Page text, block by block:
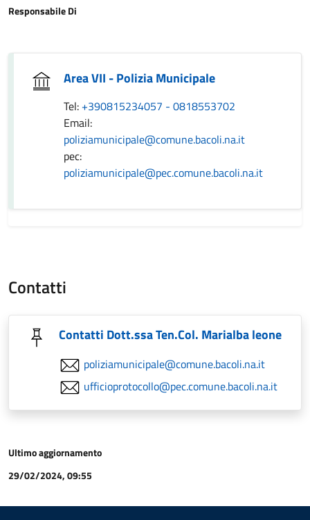
Responsabile Di
Area VII - Polizia Municipale
Tel: +390815234057 - 0818553702
Email:
poliziamunicipale@comune.bacoli.na.it
pec:
poliziamunicipale@pec.comune.bacoli.na.it
Contatti
Contatti Dott.ssa Ten.Col. Marialba leone
poliziamunicipale@comune.bacoli.na.it
ufficioprotocollo@pec.comune.bacoli.na.it
Ultimo aggiornamento
29/02/2024, 09:55